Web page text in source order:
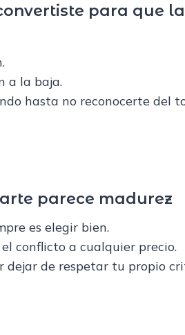
para que
a la baja.
hasta no reconocerte del
parece madurez
es elegir bien.
conflicto a cualquier precio.
dejar de respetar tu propio